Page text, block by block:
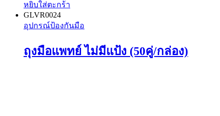
หยิบใส่ตะกร้า
GLVR0024
อุปกรณ์ป้องกันมือ
ถุงมือแพทย์ ไม่มีแป้ง (50คู่/กล่อง)